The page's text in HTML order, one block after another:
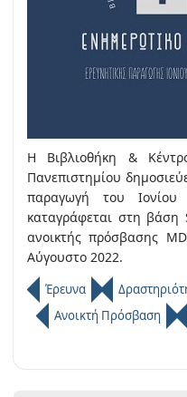
Η Βιβλιοθήκη &
Πανεπιστημίου
παραγωγή του Ιονίου
καταγράφεται στη βάση
ανοικτής πρόσβασης
Αύγουστο 2022.
Έρευνα
Ανοικτή Πρόσβαση